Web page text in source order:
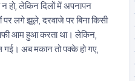
हो, लेकिन दिलों में अपनापन
लगे झूले, दरवाजे पर बिना किसी
आम हुआ करता था। लेकिन,
अब मकान तो पक्के हो गए,